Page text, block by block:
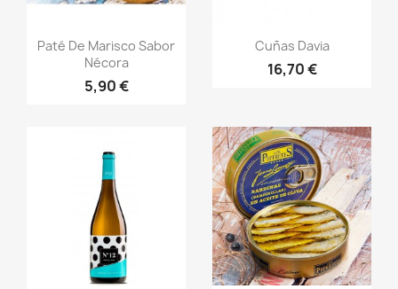
Vista rápida
Paté De Marisco Sabor
Nécora
5,90 €
Vista rápida
Cuñas Davia
16,70 €